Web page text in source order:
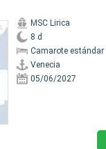
MSC Lirica
8 d
Camarote estándar
Venecia
05/06/2027